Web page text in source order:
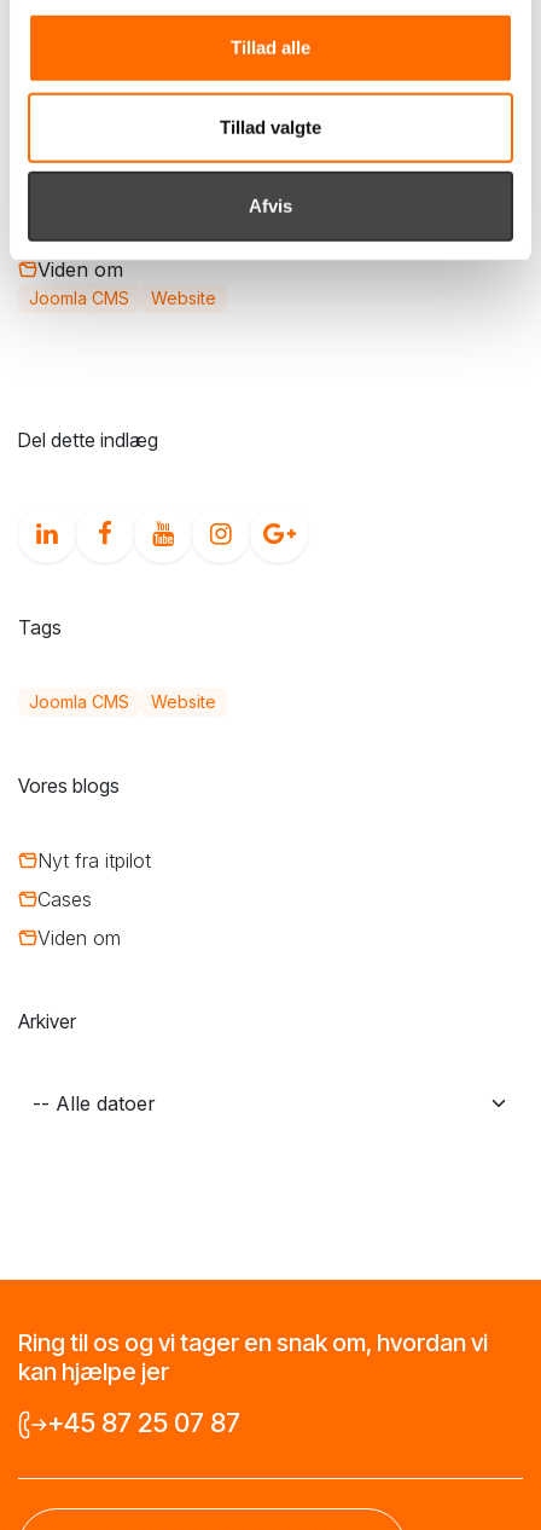
Tillad alle
Tillad valgte
Afvis
opgraderede version lægges online.
hjemmeside? Eller har I spørgsmål eller behov for
rådgivning, så kontakt os allerede i dag. Ring til os på
tlf.+45 87 25 07 87ellerudfyld kontaktformularen
Viden om
Joomla CMS Website
Del dette indlæg
Tags
Joomla CMS Website
Vores blogs
Nyt fra itpilot
Cases
Viden om
Arkiver
Ring til os og vi tager en snak om, hvordan vi
kan hjælpe jer
+45 87 25 07 87